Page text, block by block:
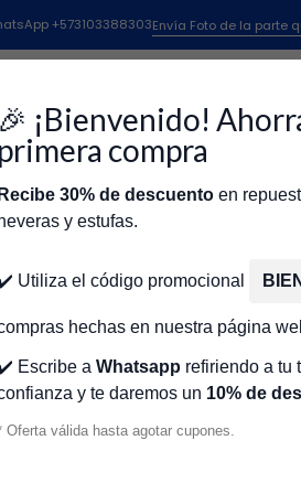
🎉 ¡Bienvenido!
primera compra
Recibe 30% de descuento en
y estufas.
Utiliza el código promocional
hechas en nuestra página
Escribe a Whatsapp refiriendo a tu
y te daremos un 10% de
Oferta válida hasta agotar cupones.
+573103388303Envía Foto de la parte
Para Lavadoras Repuestos
Electrolux
JZ DC62-30310K -
UNIVERSAL
X EX10069
Cantidad